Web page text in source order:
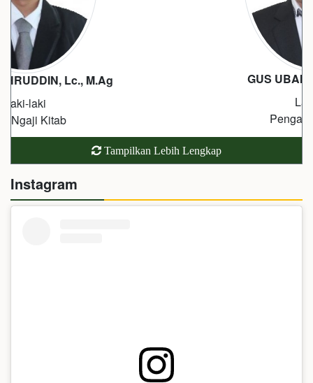
GUS UBAIDILLAH, S.Sos.
Tampilkan Lebih Lengkap
Instagram